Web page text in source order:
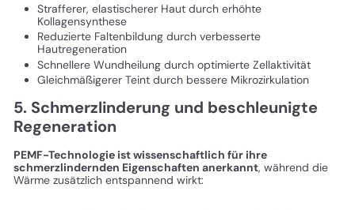
Strafferer, elastischerer Haut durch erhöhte
Kollagensynthese
Reduzierte Faltenbildung durch verbesserte
Hautregeneration
Schnellere Wundheilung durch optimierte Zellaktivität
Gleichmäßigerer Teint durch bessere Mikrozirkulation
5. Schmerzlinderung und beschleunigte
Regeneration
PEMF-Technologie ist wissenschaftlich für ihre
schmerzlindernden Eigenschaften anerkannt, während die
Wärme zusätzlich entspannend wirkt: